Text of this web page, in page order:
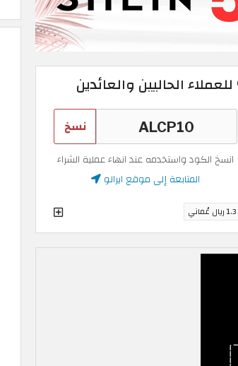
نسخ
انسخ الكود واستخدمه عند انهاء عملية الشراء
المتابعة إلى موقع ايرالو
1.3 ريال عُماني